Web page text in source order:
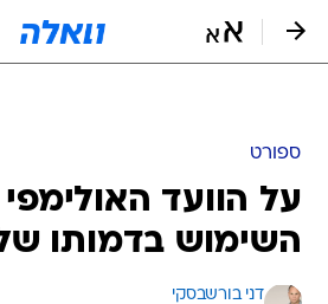
ספורט
על הוועד
השימוש בדמותו
דני בורשבסקי